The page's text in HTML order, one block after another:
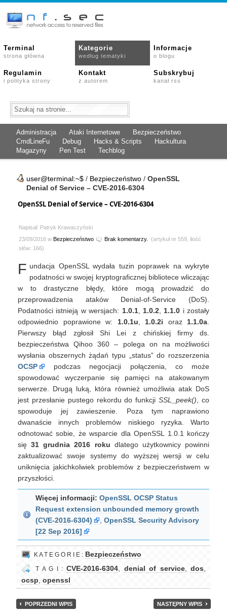
Terminal
strona główna
Kategorie
według tematyki
Informacje
o blogu
Regulamin
i polityka strony
Kontakt
z autorem
Subskrybuj
kanał rss
Administracja Ataki Internetowe
Bezpieczeństwo
CmdLineFu
Debug Hacks & Scripts
Hackultura
Magazyny
Pen Test Techblog
user@terminal:~$ / Bezpieczeństwo / OpenSSL
Denial of Service – CVE-2016-6304
OpenSSL Denial of Service – CVE-2016-6304
Napisał: Patryk Krawaczyński
23/09/2016 w Bezpieczeństwo Brak komentarzy.
(artykuł nr 559, ilość
słów: 166)
F undacja OpenSSL wydała tuzin poprawek na wykryte
podatności w swojej kryptograficznej bibliotece wliczając
w to drastyczne błędy, które mogą prowadzić do
przeprowadzenia ataków Denial-of-Service (DoS).
Podatności istnieją w wersjach: 1.0.1, 1.0.2, 1.1.0 i zostały
odpowiednio poprawione w: 1.0.1u 1.0.2i oraz 1.1.0a
Pierwszy błąd zgłosił Shi Lei z chińskiej firmy ds.
bezpieczeństwa Qihoo 360 – polega on na możliwości
wysłania obszernych żądań typu „status” do rozszerzenia
OCSP
podczas negocjacji połączenia, co może
spowodować wyczerpanie się pamięci na atakowanym
serwerze. Drugą luką, która również umożliwia atak DoS
jest przesłanie pustego rekordu do funkcjiSSL_peek() , co
spowoduje jej zawieszenie. Poza tym naprawiono
dwanaście innych problemów niskiego ryzyka. Warto
odnotować sobie, że wsparcie dla OpenSSL 1.0.1 kończy
się31 grudnia 2016 roku dlatego użytkownicy powinni
zaktualizować swoje systemy do wyższej wersji w celu
uniknięcia jakichkolwiek problemów z bezpieczeństwem w
przyszłości.
Więcej informacji: OpenSSL OCSP Status
Request extension unbounded memory growth
(CVE-2016-6304)
OpenSSL Security Advisory
[22 Sep 2016]
K A T E G O R I E : Bezpieczeństwo
T A G I : CVE-2016-6304 denial of service,dos
ocsp openssl
POPRZEDNI WPIS NASTĘPNY WPIS